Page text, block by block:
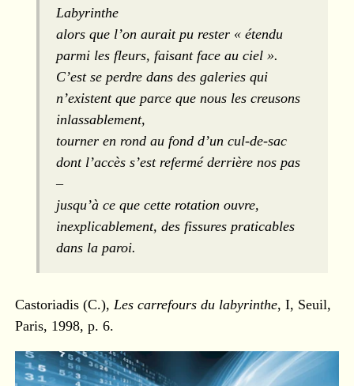
Labyrinthe
alors que l’on aurait pu rester « étendu
parmi les fleurs, faisant face au ciel ».
C’est se perdre dans des galeries qui
n’existent que parce que nous les creusons
inlassablement,
tourner en rond au fond d’un cul-de-sac
dont l’accès s’est refermé derrière nos pas
–
jusqu’à ce que cette rotation ouvre,
inexplicablement, des fissures praticables
dans la paroi.
Castoriadis (C.), Les carrefours du labyrinthe, I, Seuil,
Paris, 1998, p. 6.